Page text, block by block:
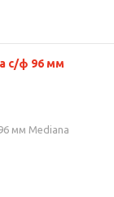
с/ф 96 мм
мм Mediana